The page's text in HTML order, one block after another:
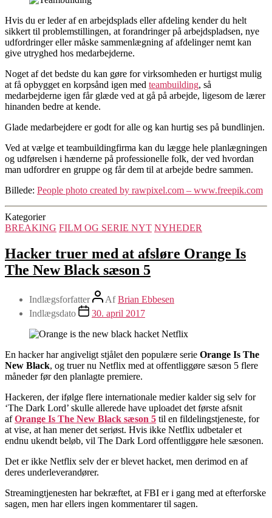
Hvis du er leder af en arbejdsplads eller afdeling kender du helt
sikkert til problemstillingen, at forandringer på arbejdspladsen, nye
udfordringer eller måske sammenlægning af afdelinger nemt kan
give utryghed hos medarbejderne.
Noget af det bedste du kan gøre for virksomheden er hurtigst mulig
at få opbygget en korpsånd igen med teambuilding, så
medarbejderne igen får glæde ved at gå på arbejde, ligesom de lærer
hinanden bedre at kende.
Glade medarbejdere er godt for alle og kan hurtig ses på bundlinjen.
Ved at vælge et teambuildingfirma kan du lægge hele planlægningen
og udførelsen i hænderne på professionelle folk, der ved hvordan
man udfordrer en gruppe og får dem til at arbejde bedre sammen.
Billede: People photo created by rawpixel.com – www.freepik.com
Kategorier
BREAKING FILM OG SERIE NYT NYHEDER
Hacker truer med at afsløre Orange Is
The New Black sæson 5
Indlægsforfatter AfBrian Ebbesen
Indlægsdato
30. april 2017
En hacker har angiveligt stjålet den populære serie Orange Is The
New Black, og truer nu Netflix med at offentliggøre sæson 5 flere
måneder før den planlagte premiere.
Hackeren, der ifølge flere internationale medier kalder sig selv for
‘The Dark Lord’ skulle allerede have uploadet det første afsnit
afOrange Is The New Black sæson 5 til en fildelingstjeneste, for
at vise, at han mener det seriøst. Hvis ikke Netflix udbetaler et
endnu ukendt beløb, vil The Dark Lord offentliggøre hele sæsonen.
Det er ikke Netflix selv der er blevet hacket, men derimod en af
deres underleverandører.
Streamingtjenesten har bekræftet, at FBI er i gang med at efterforske
sagen, men har ellers ingen kommentarer til sagen.